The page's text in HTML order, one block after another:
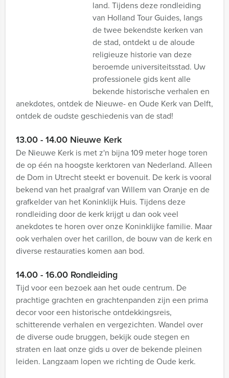
land. Tijdens deze rondleiding
van Holland Tour Guides, langs
de twee bekendste kerken van
de stad, ontdekt u de aloude
religieuze historie van deze
beroemde universiteitsstad. Uw
professionele gids kent alle
bekende historische verhalen en
anekdotes, ontdek de Nieuwe- en Oude Kerk van Delft,
ontdek de oudste geschiedenis van de stad!
13.00 - 14.00 Nieuwe Kerk
De Nieuwe Kerk is met z'n bijna 109 meter hoge toren
de op één na hoogste kerktoren van Nederland. Alleen
de Dom in Utrecht steekt er bovenuit. De kerk is vooral
bekend van het praalgraf van Willem van Oranje en de
grafkelder van het Koninklijk Huis. Tijdens deze
rondleiding door de kerk krijgt u dan ook veel
anekdotes te horen over onze Koninklijke familie. Maar
ook verhalen over het carillon, de bouw van de kerk en
diverse restauraties komen aan bod.
14.00 - 16.00 Rondleiding
Tijd voor een bezoek aan het oude centrum. De
prachtige grachten en grachtenpanden zijn een prima
decor voor een historische ontdekkingsreis,
schitterende verhalen en vergezichten. Wandel over
de diverse oude bruggen, bekijk oude stegen en
straten en laat onze gids u over de bekende pleinen
leiden. Langzaam lopen we richting de Oude kerk.